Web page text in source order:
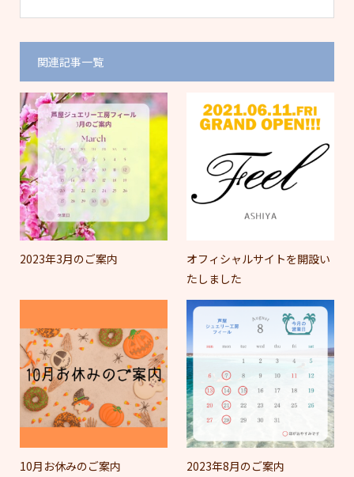
関連記事一覧
2023年3月のご案内
オフィシャルサイトを開設い
たしました
10月お休みのご案内 2023年8月のご案内